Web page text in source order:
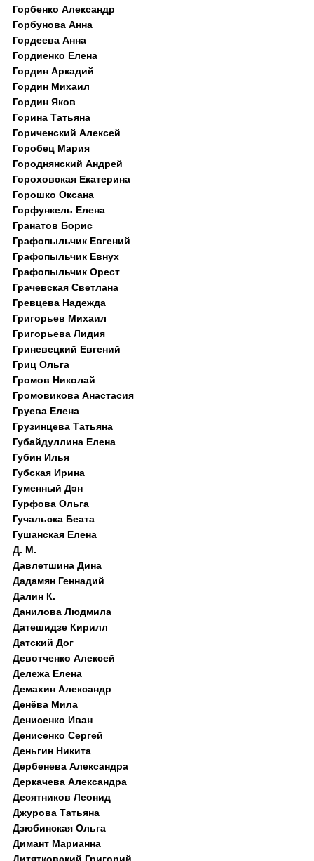
Горбенко Александр
Горбунова Анна
Гордеева Анна
Гордиенко Елена
Гордин Аркадий
Гордин Михаил
Гордин Яков
Горина Татьяна
Гориченский Алексей
Горобец Мария
Городнянский Андрей
Гороховская Екатерина
Горошко Оксана
Горфункель Елена
Гранатов Борис
Графопыльчик Евгений
Графопыльчик Евнух
Графопыльчик Орест
Грачевская Светлана
Гревцева Надежда
Григорьев Михаил
Григорьева Лидия
Гриневецкий Евгений
Гриц Ольга
Громов Николай
Громовикова Анастасия
Груева Елена
Грузинцева Татьяна
Губайдуллина Елена
Губин Илья
Губская Ирина
Гуменный Дэн
Гурфова Ольга
Гучальска Беата
Гушанская Елена
Д. M.
Давлетшина Дина
Дадамян Геннадий
Далин К.
Данилова Людмила
Датешидзе Кирилл
Датский Дог
Девотченко Алексей
Дележа Елена
Демахин Александр
Денёва Мила
Денисенко Иван
Денисенко Сергей
Деньгин Никита
Дербенева Александра
Деркачева Александра
Десятников Леонид
Джурова Татьяна
Дзюбинская Ольга
Димант Марианна